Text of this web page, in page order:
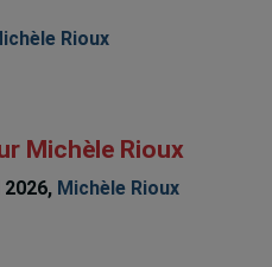
Rioux
Michèle Rioux
Michèle Rioux